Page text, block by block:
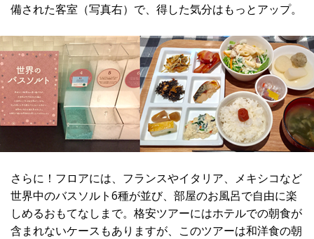
備された客室（写真右）で、得した気分はもっとアップ。
さらに！フロアには、フランスやイタリア、メキシコなど
世界中のバスソルト6種が並び、部屋のお風呂で自由に楽
しめるおもてなしまで。格安ツアーにはホテルでの朝食が
含まれないケースもありますが、このツアーは和洋食の朝